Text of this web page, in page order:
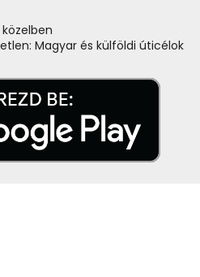
Magyar és külföldi úticélok